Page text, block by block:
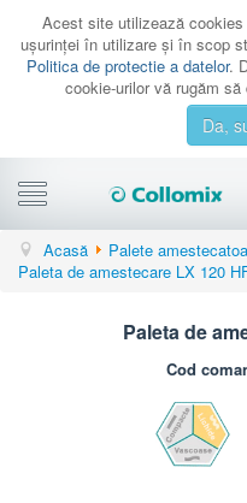
Acest site utilizează
uşurinţei în utilizare şi în scop
Politica de protectie a datelor.
cookie-urilor vă rugăm
Da,
CATEGORII
PROMOTII
Acasă Palete
Paleta de amestecare LX 120
Paleta de
Cod